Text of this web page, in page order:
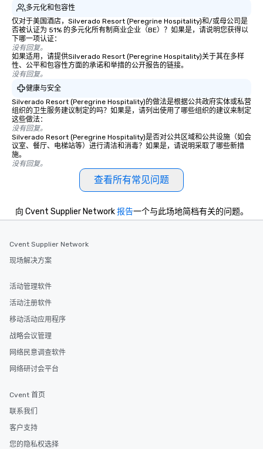
多元化和包容性
仅对于美国酒店，Silverado Resort (Peregrine Hospitality)和/或母公司是
否被认证为 51% 的多元化所有制商业企业（BE）？如果是，请说明您获得以
下哪一项认证：
没有回复。
如果适用，请提供Silverado Resort (Peregrine Hospitality)关于其在多样
性、公平和包容性方面的承诺和举措的公开报告的链接。
没有回复。
健康与安全
Silverado Resort (Peregrine Hospitality)的做法是根据公共政府实体或私营
组织的卫生服务建议制定的吗？如果是，请列出使用了哪些组织的建议来制定
这些做法：
没有回复。
Silverado Resort (Peregrine Hospitality)是否对公共区域和公共设施（如会
议室、餐厅、电梯站等）进行清洁和消毒？如果是，请说明采取了哪些新措
施。
没有回复。
查看所有常见问题
向 Cvent Supplier Network报告一个与此场地简档有关的问题。
Cvent Supplier Network
现场解决方案
活动管理软件
活动注册软件
移动活动应用程序
战略会议管理
网络民意调查软件
网络研讨会平台
Cvent 首页
联系我们
客户支持
您的隐私权选择